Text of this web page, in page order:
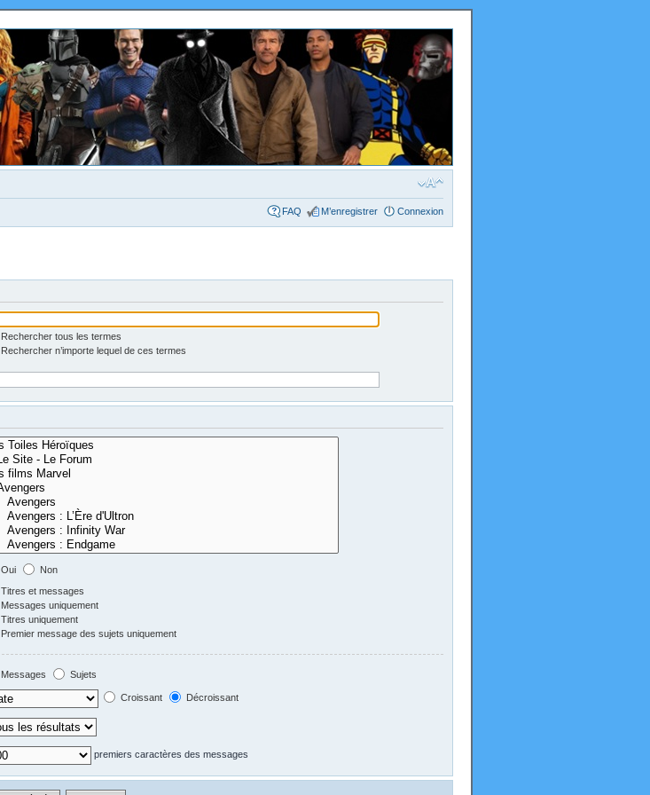
FAQ M’enregistrer Connexion
Rechercher tous les termes
Rechercher n’importe lequel de ces termes
Oui
Non
Titres et messages
Messages uniquement
Titres uniquement
Premier message des sujets uniquement
Messages
Sujets
Croissant Décroissant
premiers caractères des messages